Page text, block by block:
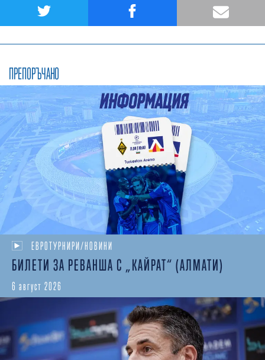
ПРЕПОРЪЧАНО
ЕВРОТУРНИРИ/НОВИНИ
БИЛЕТИ ЗА РЕВАНША С „КАЙРАТ“ (АЛМАТИ)
6 август 2026